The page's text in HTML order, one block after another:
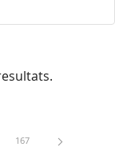
per navegar.
intermèdies Utilitzeu
Pàgina
167